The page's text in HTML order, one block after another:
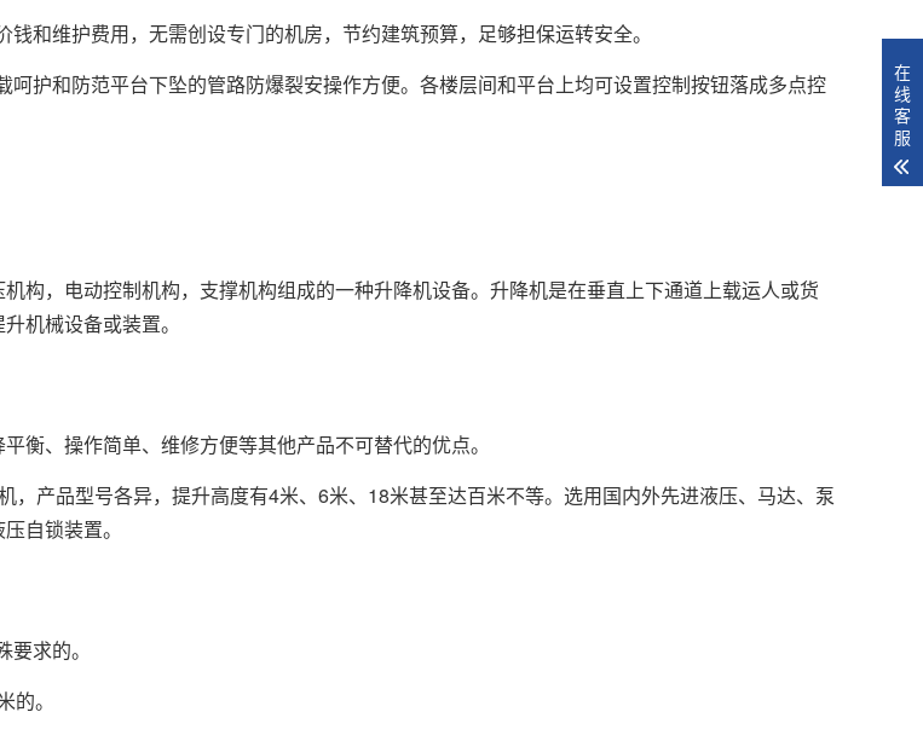
和维护费用，无需创设专门的机房，节约建筑预算，足够担保运转安全。
呵护和防范平台下坠的管路防爆裂安操作方便。各楼层间和平台上均可设置控制按钮落成多点控
构，电动控制机构，支撑机构组成的一种升降机设备。升降机是在垂直上下通道上载运人或货
机械设备或装置。
衡、操作简单、维修方便等其他产品不可替代的优点。
，产品型号各异，提升高度有4米、6米、18米甚至达百米不等。选用国内外先进液压、马达、泵
自锁装置。
求的。
。
在
线
客
服